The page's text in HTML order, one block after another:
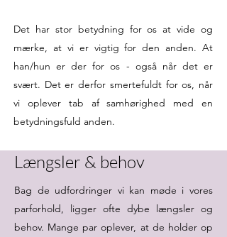
Det har stor betydning for os at vide og
mærke, at vi er vigtig for den anden. At
han/hun er der for os - også når det er
svært. Det er derfor smertefuldt for os, når
vi oplever tab af samhørighed med en
betydningsfuld anden.
Længsler & behov
Bag de udfordringer vi kan møde i vores
parforhold, ligger ofte dybe længsler og
behov. Mange par oplever, at de holder op